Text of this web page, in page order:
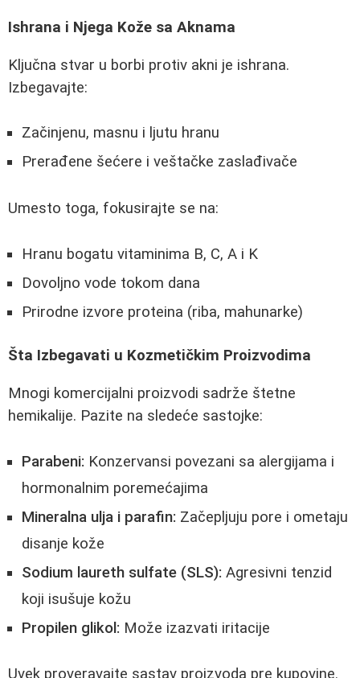
Ishrana i Njega Kože sa Aknama
Ključna stvar u borbi protiv akni je ishrana.
Izbegavajte:
Začinjenu, masnu i ljutu hranu
Prerađene šećere i veštačke zaslađivače
Umesto toga, fokusirajte se na:
Hranu bogatu vitaminima B, C, A i K
Dovoljno vode tokom dana
Prirodne izvore proteina (riba, mahunarke)
Šta Izbegavati u Kozmetičkim Proizvodima
Mnogi komercijalni proizvodi sadrže štetne
hemikalije. Pazite na sledeće sastojke:
Parabeni: Konzervansi povezani sa alergijama i
hormonalnim poremećajima
Mineralna ulja i parafin: Začepljuju pore i ometaju
disanje kože
Sodium laureth sulfate (SLS): Agresivni tenzid
koji isušuje kožu
Propilen glikol: Može izazvati iritacije
Uvek proveravajte sastav proizvoda pre kupovine.